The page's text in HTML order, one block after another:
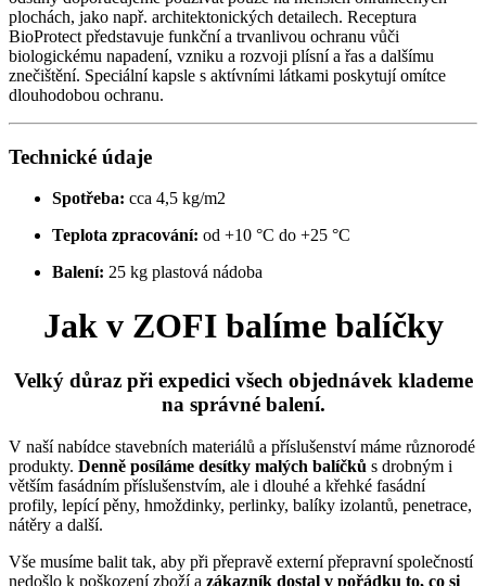
plochách, jako např. architektonických detailech. Receptura
BioProtect představuje funkční a trvanlivou ochranu vůči
biologickému napadení, vzniku a rozvoji plísní a řas a dalšímu
znečištění. Speciální kapsle s aktívními látkami poskytují omítce
dlouhodobou ochranu.
Technické údaje
Spotřeba: cca 4,5 kg/m2
Teplota zpracování: od +10 °C do +25 °C
Balení: 25 kg plastová nádoba
Jak v ZOFI balíme balíčky
Velký důraz při expedici všech objednávek klademe
na správné balení.
V naší nabídce stavebních materiálů a příslušenství máme různorodé
produkty. Denně posíláme desítky malých balíčků s drobným i
větším fasádním příslušenstvím, ale i dlouhé a křehké fasádní
profily, lepící pěny, hmoždinky, perlinky, balíky izolantů, penetrace,
nátěry a další.
Vše musíme balit tak, aby při přepravě externí přepravní společností
nedošlo k poškození zboží a zákazník dostal v pořádku to, co si